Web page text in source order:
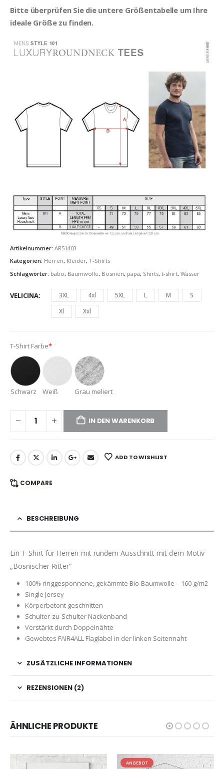
Bitte überprüfen Sie die untere Größentabelle um Ihre
ideale Größe zu finden.
Artikelnummer: AR51403
Kategorien: Herren, Kleider, T-Shirts
Schlagwörter: babo, Baumwolle, Bosnien, papa, Shirts, t-shirt, Wasser
VELICINA 3XL 4xl 5XL L M
S
Xl
Xxl
T-Shirt Farbe*
Schwarz Weiß Grau meliert
IN DEN WARENKORB
ADD TO WISHLIST
COMPARE
BESCHREIBUNG
Ein T-Shirt für Herren mit rundem Ausschnitt mit dem Motiv
„Bosnischer Ritter“
100% ringgesponnene, gekämmte Bio-Baumwolle – 160 g/m2
Single Jersey
Körperbetont geschnitten
Schulter-zu-Schulter Nackenband
Verstärkt durch Doppelnähte
Gewebtes FAIR4ALL Flaglabel in der linken Seitennaht
ZUSÄTZLICHE INFORMATIONEN
REZENSIONEN (2)
ÄHNLICHE PRODUKTE
ANGEBOT